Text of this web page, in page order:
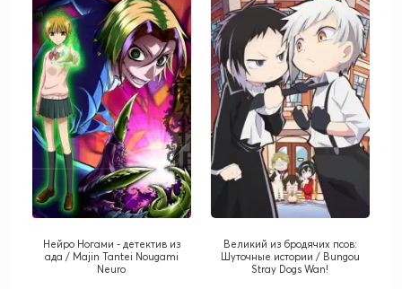
Нейро Ногами - детектив из
ада / Majin Tantei Nougami
Neuro
Великий из бродячих псов:
Шуточные истории / Bungou
Stray Dogs Wan!